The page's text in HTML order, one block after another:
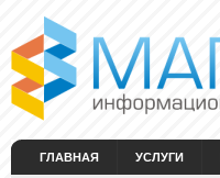
Перейти к основному
ГЛАВНАЯ УСЛУГИ